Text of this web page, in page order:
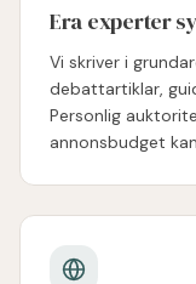
Era experter
Vi skriver i
debattartiklar,
Personlig
annonsbudget